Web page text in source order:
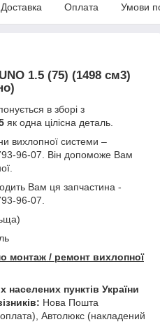
Доставка Оплата Умови
UNO 1.5 (75) (1498 см3)
в зборі з
як одна цілісна деталь.
вихлопної системи –
793-96-07. Він допоможе Вам
Вам ця запчастина -
96-07.
монтаж / ремонт вихлопної
пунктів України
Нова Пошта
Автолюкс (накладений